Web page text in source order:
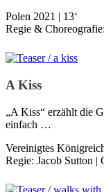
Polen 2021 | 13‘
Regie &
A Kiss
„A Kiss“ erzählt die
einfach …
Vereinigtes
Regie: Jacob Sutton |